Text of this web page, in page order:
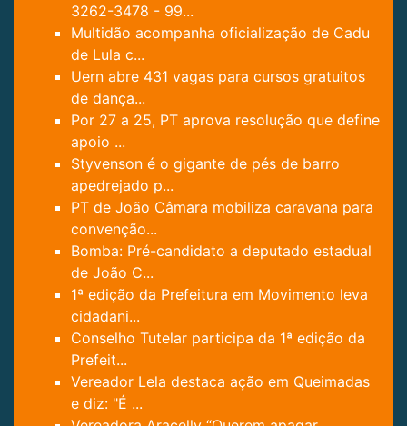
3262-3478 - 99...
Multidão acompanha oficialização de Cadu
de Lula c...
Uern abre 431 vagas para cursos gratuitos
de dança...
Por 27 a 25, PT aprova resolução que define
apoio ...
Styvenson é o gigante de pés de barro
apedrejado p...
PT de João Câmara mobiliza caravana para
convenção...
Bomba: Pré-candidato a deputado estadual
de João C...
1ª edição da Prefeitura em Movimento leva
cidadani...
Conselho Tutelar participa da 1ª edição da
Prefeit...
Vereador Lela destaca ação em Queimadas
e diz: "É ...